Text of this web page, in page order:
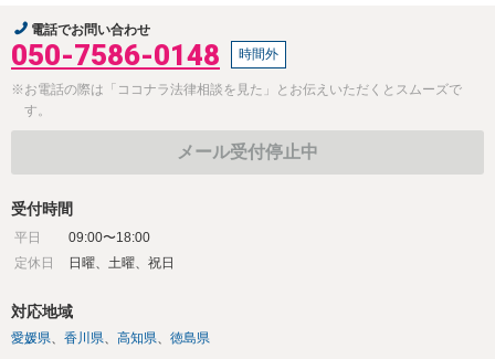
電話でお問い合わせ
050-7586-0148 時間外
※お電話の際は「ココナラ法律相談を見た」とお伝えいただくとスムーズで
す。
メール受付停止中
受付時間
平日
09:00〜18:00
定休日
日曜、土曜、祝日
対応地域
愛媛県 香川県 高知県 徳島県